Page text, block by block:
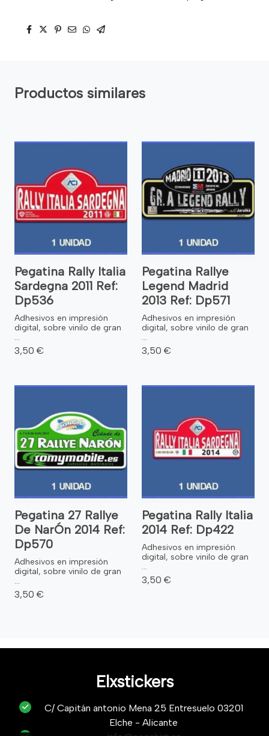
Productos similares
Pegatina Rally Italia
Sardegna 2011 Ref:
Dp536
Adhesivos en impresión
digital, sobre vinilo de gran
...
3,50 €
Pegatina Rallye
Legend Madrid
2013 Ref: Dp571
Adhesivos en impresión
digital, sobre vinilo de gran
...
3,50 €
Pegatina 27 Rallye
De NarÓn 2014 Ref:
Dp570
Adhesivos en impresión
digital, sobre vinilo de gran
...
3,50 €
Pegatina Rally Italia
2014 Ref: Dp422
Adhesivos en impresión
digital, sobre vinilo de gran
...
3,50 €
Elxstickers
C/ Capitán antonio Mena 25 Entresuelo 03201
Elche - Alicante